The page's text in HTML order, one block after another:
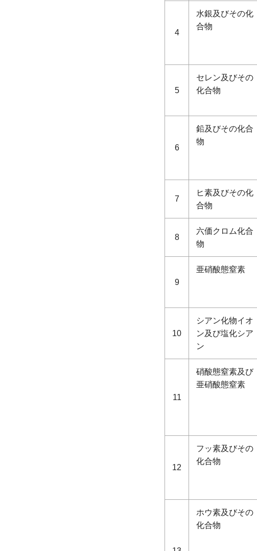
4
水銀及びその化
合物
5
セレン及びその
化合物
6
鉛及びその化合
物
7
ヒ素及びその化
合物
8
六価クロム化合
物
9
亜硝酸態窒素
10
シアン化物イオ
ン及び塩化シア
ン
11
硝酸態窒素及び
亜硝酸態窒素
12
フッ素及びその
化合物
ホウ素及びその
化合物